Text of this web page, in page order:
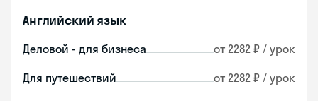
Английский язык
Деловой - для бизнеса от 2282 ₽ / урок
Для путешествий от 2282 ₽ / урок